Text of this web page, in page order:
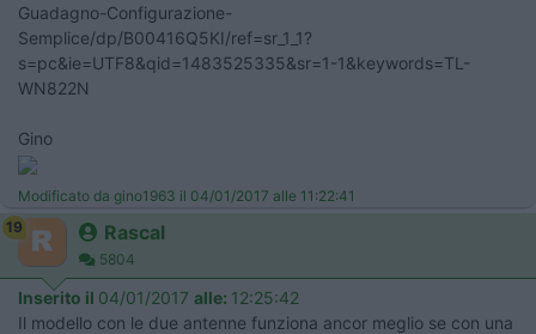
Guadagno-Configurazione-
Semplice/dp/B00416Q5KI/ref=sr_1_1?
s=pc&ie=UTF8&qid=1483525335&sr=1-1&keywords=TL-
WN822N
Gino
Modificato da gino1963 il 04/01/2017 alle 11:22:41
19
Rascal
5804
Inserito il 04/01/2017 alle: 12:25:42
Il modello con le due antenne funziona ancor meglio se con una